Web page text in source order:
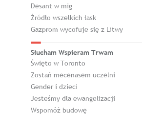
Desant w mig
Źródło wszelkich łask
Gazprom wycofuje się z Litwy
Słucham Wspieram Trwam
Święto w Toronto
Zostań mecenasem uczelni
Gender i dzieci
Jesteśmy dla ewangelizacji
Wspomóż budowę